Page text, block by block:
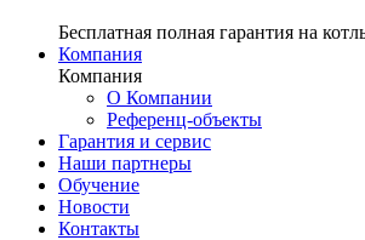
Бесплатная полная гарантия на
Компания
Компания
О Компании
Референц-объекты
Гарантия и сервис
Наши партнеры
Обучение
Новости
Контакты